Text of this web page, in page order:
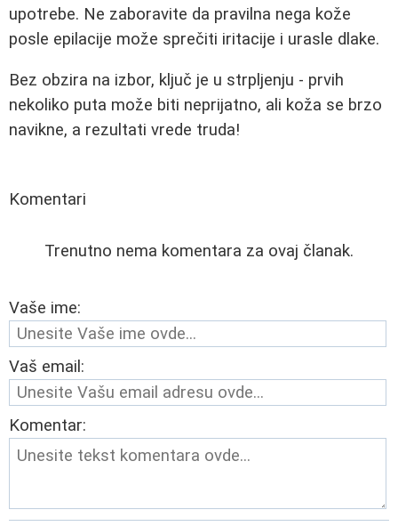
upotrebe. Ne zaboravite da pravilna negа kože
posle epilacije može sprečiti iritacije i urasle dlake.
Bez obzira na izbor, ključ je u strpljenju - prvih
nekoliko puta može biti neprijatno, ali koža se brzo
navikne, a rezultati vrede truda!
Komentari
Trenutno nema komentara za ovaj članak.
Vaše ime:
Vaš email:
Komentar: